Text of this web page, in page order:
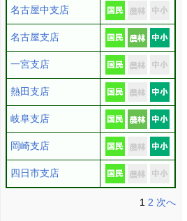
名古屋中支店
名古屋支店
一宮支店
熱田支店
岐阜支店
岡崎支店
四日市支店
1 2 次へ